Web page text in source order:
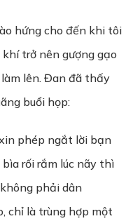
hứng cho đến khi tôi
trở nên gượng gạo
lên. Đan đã thấy
buổi họp:
phép ngắt lời bạn
rối rắm lúc nãy thì
phải dân
chỉ là trùng hợp một